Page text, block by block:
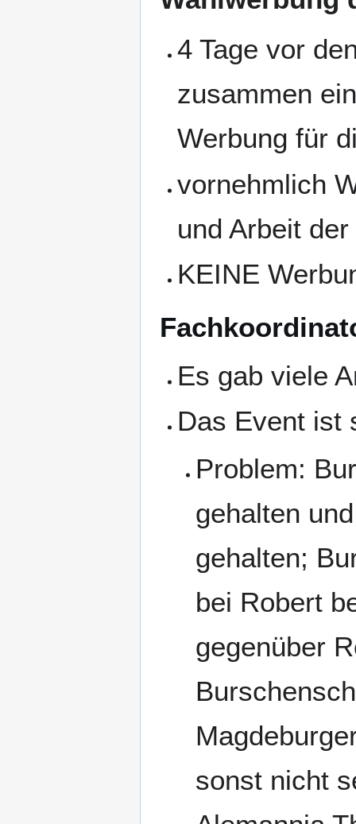
4 Tage vor
zusammen
Werbung für
vornehmlich
und Arbeit
KEINE
Es gab viele
Das Event ist
Problem:
gehalten
gehalten;
bei Robert
gegenüber
sonst nicht